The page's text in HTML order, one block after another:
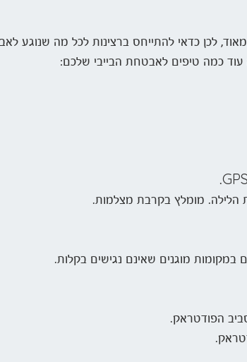
לכן כדאי להתייחס ברצינות לכל מה שנוגע
כמה טיפים לאבטחת הבייבי שלכם:
הלילה. מומלץ בקרבת מצלמות.
במקומות מוגנים שאינם נגישים בקלות.
הפודטראק.